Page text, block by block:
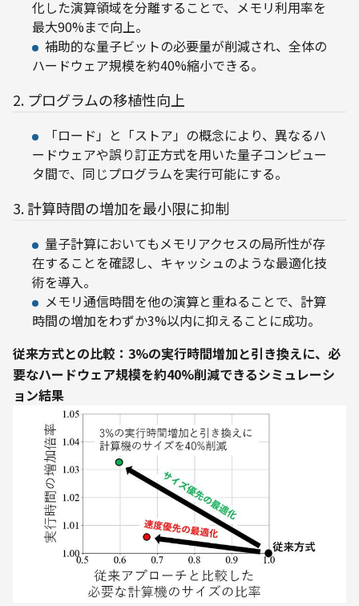
化した演算領域を分離することで、メモリ利用率を
最大90%まで向上。
補助的な量子ビットの必要量が削減され、全体の
ハードウェア規模を約40%縮小できる。
2. プログラムの移植性向上
「ロード」と「ストア」の概念により、異なるハ
ードウェアや誤り訂正方式を用いた量子コンピュー
タ間で、同じプログラムを実行可能にする。
3. 計算時間の増加を最小限に抑制
量子計算においてもメモリアクセスの局所性が存
在することを確認し、キャッシュのような最適化技
術を導入。
メモリ通信時間を他の演算と重ねることで、計算
時間の増加をわずか3%以内に抑えることに成功。
従来方式との比較：3%の実行時間増加と引き換えに、必
要なハードウェア規模を約40%削減できるシミュレーシ
ョン結果